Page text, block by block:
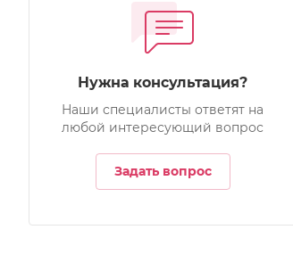
Нужна консультация?
Наши специалисты ответят на
любой интересующий вопрос
Задать вопрос